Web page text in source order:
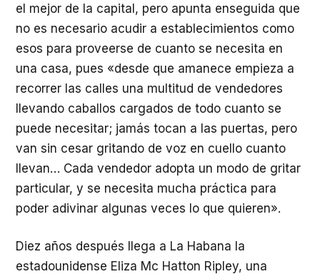
el mejor de la capital, pero apunta enseguida que
no es necesario acudir a establecimientos como
esos para proveerse de cuanto se necesita en
una casa, pues «desde que amanece empieza a
recorrer las calles una multitud de vendedores
llevando caballos cargados de todo cuanto se
puede necesitar; jamás tocan a las puertas, pero
van sin cesar gritando de voz en cuello cuanto
llevan… Cada vendedor adopta un modo de gritar
particular, y se necesita mucha práctica para
poder adivinar algunas veces lo que quieren».
Diez años después llega a La Habana la
estadounidense Eliza Mc Hatton Ripley, una